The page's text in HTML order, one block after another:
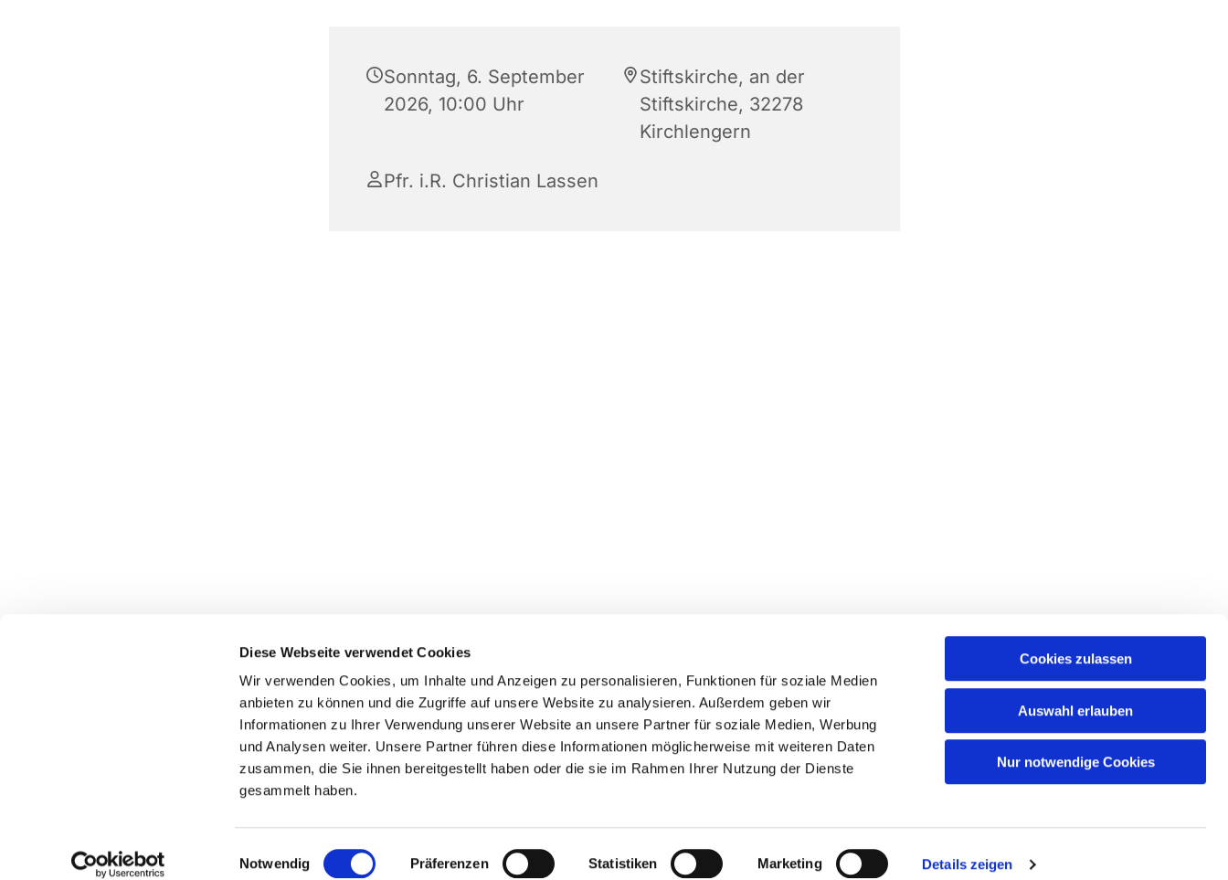
Diese Webseite verwendet Cookies
Wir verwenden Cookies, um Inhalte und Anzeigen zu personalisieren, Funktionen für soziale Medien
anbieten zu können und die Zugriffe auf unsere Website zu analysieren. Außerdem geben wir
Informationen zu Ihrer Verwendung unserer Website an unsere Partner für soziale Medien, Werbung
und Analysen weiter. Unsere Partner führen diese Informationen möglicherweise mit weiteren Daten
zusammen, die Sie ihnen bereitgestellt haben oder die sie im Rahmen Ihrer Nutzung der Dienste
gesammelt haben.
Einwilligungsauswahl
Notwendig Präferenzen Statistiken Marketing Details zeigen
Cookies zulassen
Auswahl erlauben
Nur notwendige Cookies
Sonntag, 6. September
2026, 10:00 Uhr
Stiftskirche, an der
Stiftskirche, 32278
Kirchlengern
Pfr. i.R. Christian Lassen
Ev.-Luth. Kirchengemeinde Stift Quernheim
hf-kg-quernheim@kk-ekvw.de
Öffnungszeiten des Gemeindebüros:
Montag: 8:00 - 12:00 Uhr
Donnerstag: 14:00 - 18:00 Uhr
Freitag: 8:00 - 12:00 Uhr
Kontaktliste